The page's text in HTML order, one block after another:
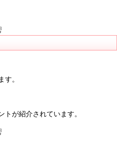
。
が紹介されています。